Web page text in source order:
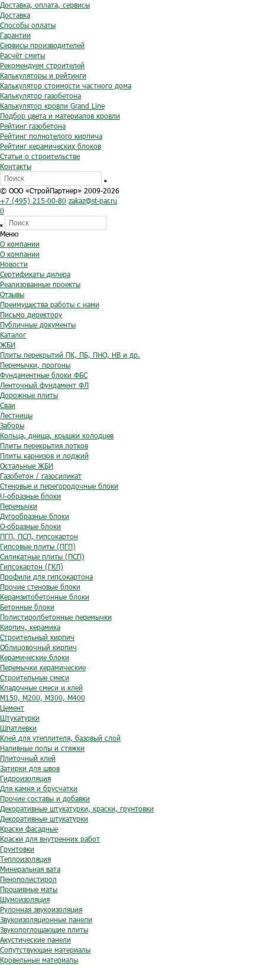
Доставка, оплата, сервисы
Доставка
Способы оплаты
Гарантии
Сервисы производителей
Расчёт сметы
Рекомендуем строителей
Калькуляторы и рейтинги
Калькулятор стоимости частного дома
Калькулятор газобетона
Калькулятор кровли Grand Line
Подбор цвета и материалов кровли
Рейтинг газобетона
Рейтинг полнотелого кирпича
Рейтинг керамических блоков
Статьи о строительстве
Контакты
© ООО «СтройПартнер» 2009-2026
+7 (495) 215-00-80 zakaz@st-par.ru
0
Меню
О компании
О компании
Новости
Сертификаты дилера
Реализованные проекты
Отзывы
Преимущества работы с нами
Письмо директору
Публичные документы
Каталог
ЖБИ
Плиты перекрытий ПК, ПБ, ПНО, НВ и др.
Перемычки, прогоны
Фундаментные блоки ФБС
Ленточный фундамент ФЛ
Дорожные плиты
Сваи
Лестницы
Заборы
Кольца, днища, крышки колодцев
Плиты перекрытия лотков
Плиты карнизов и лоджий
Остальные ЖБИ
Газобетон / газосиликат
Стеновые и перегородочные блоки
U-образные блоки
Перемычки
Дугообразные блоки
O-образные блоки
ПГП, ПСП, гипсокартон
Гипсовые плиты (ПГП)
Силикатные плиты (ПСП)
Гипсокартон (ГКЛ)
Профили для гипсокартона
Прочие стеновые блоки
Керамзитобетонные блоки
Бетонные блоки
Полистиролбетонные перемычки
Кирпич, керамика
Строительный кирпич
Облицовочный кирпич
Керамические блоки
Перемычки керамические
Строительные смеси
Кладочные смеси и клей
М150, М200, М300, М400
Цемент
Штукатурки
Шпатлевки
Клей для утеплителя, базовый слой
Наливные полы и стяжки
Плиточный клей
Затирки для швов
Гидроизоляция
Для камня и брусчатки
Прочие составы и добавки
Декоративные штукатурки, краски, грунтовки
Декоративные штукатурки
Краски фасадные
Краски для внутренних работ
Грунтовки
Теплоизоляция
Минеральная вата
Пенополистирол
Прошивные маты
Шумоизоляция
Рулонная звукоизоляция
Звукоизоляционные панели
Звукопоглощающие плиты
Акустические панели
Сопутствующие материалы
Кровельные материалы